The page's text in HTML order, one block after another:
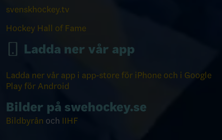
svenskhockey.tv
Hockey Hall of Fame
Ladda ner vår app
Ladda ner vår app i app-store för iPhone och i Google
Play för Android
Bilder på swehockey.se
Bildbyrån och IIHF